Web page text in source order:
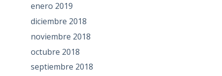
enero 2019
diciembre 2018
noviembre 2018
octubre 2018
septiembre 2018